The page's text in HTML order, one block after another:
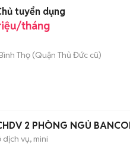
tuyển dụng
tháng
Thọ (Quận Thủ Đức cũ)
2 PHÒNG NGỦ
dịch vụ, mini